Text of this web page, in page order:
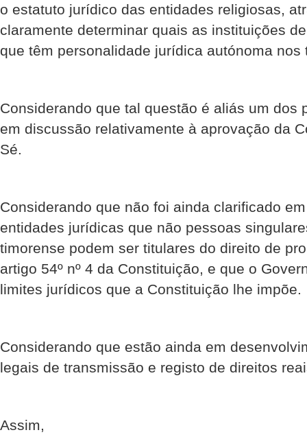
o estatuto jurídico das entidades religiosas,
claramente determinar quais as instituições
que têm personalidade jurídica autónoma nos
Considerando que tal questão é aliás um dos
em discussão relativamente à aprovação da
Sé.
Considerando que não foi ainda clarificado
entidades jurídicas que não pessoas
timorense podem ser titulares do direito de
artigo 54º nº 4 da Constituição, e que o
limites jurídicos que a Constituição lhe impõe.
Considerando que estão ainda em
legais de transmissão e registo de direitos
Assim,